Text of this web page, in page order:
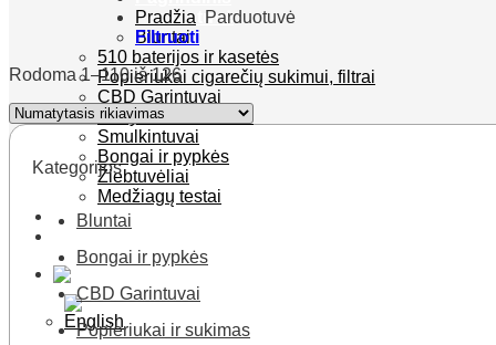
Parduotuvė
Bluntai
510 baterijos ir kasetės
Popieriukai cigarečių sukimui, filtrai
CBD Garintuvai
Rūkymo aksesuarai
Smulkintuvai
Bongai ir pypkės
Žiebtuvėliai
Medžiagų testai
Blogas
Pradžia
Parduotuvė
Filtruoti
Rodoma 1–110 iš 126
Kategorijos
Bluntai
Bongai ir pypkės
CBD Garintuvai
Popieriukai ir sukimas